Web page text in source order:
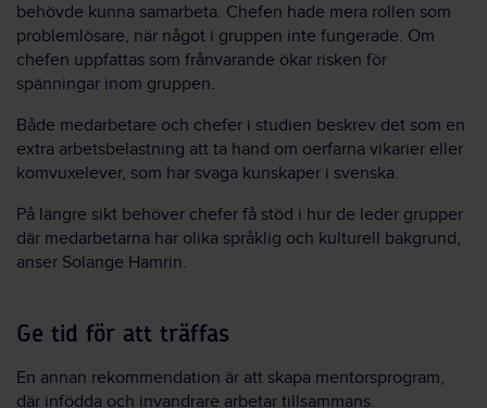
behövde kunna samarbeta. Chefen hade mera rollen som
problemlösare, när något i gruppen inte fungerade. Om
chefen uppfattas som frånvarande ökar risken för
spänningar inom gruppen.
Både medarbetare och chefer i studien beskrev det som en
extra arbetsbelastning att ta hand om oerfarna vikarier eller
komvuxelever, som har svaga kunskaper i svenska.
På längre sikt behöver chefer få stöd i hur de leder grupper
där medarbetarna har olika språklig och kulturell bakgrund,
anser Solange Hamrin.
Ge tid för att träffas
En annan rekommendation är att skapa mentorsprogram,
där infödda och invandrare arbetar tillsammans.